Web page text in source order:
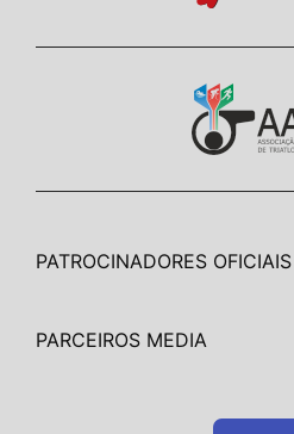
PATROCINADORES OFICIAIS
PARCEIROS MEDIA